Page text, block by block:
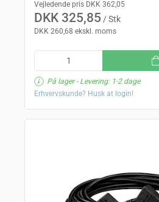
Vejledende pris DKK 362,05
DKK 325,85 / Stk
DKK 260,68 ekskl. moms
På lager- Levering: 1-2 dage
Erhvervskunde? Husk at login!